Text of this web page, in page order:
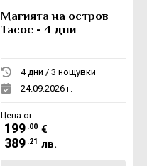
Магията на остров
Тасос - 4 дни
4 дни / 3 нощувки
24.09.2026 г.
Цена от:
199 .00 €
389 .21 лв.